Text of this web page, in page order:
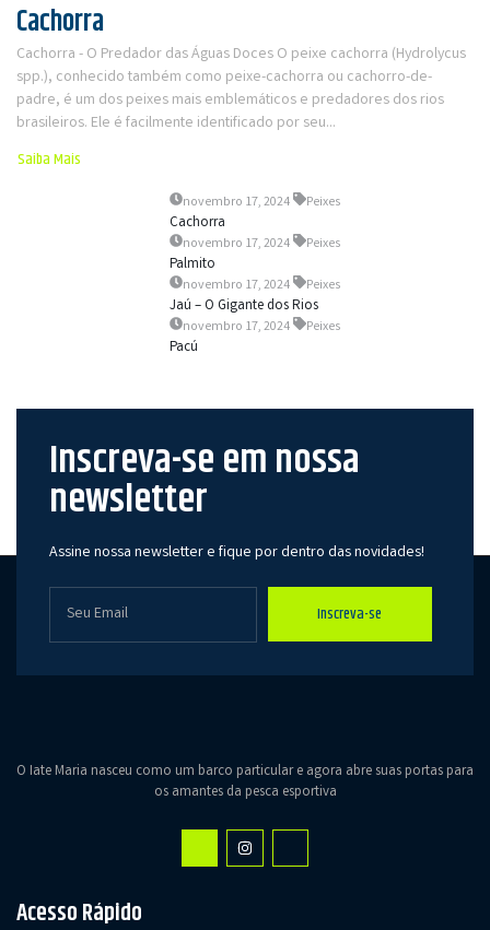
Cachorra
Cachorra - O Predador das Águas Doces O peixe cachorra (Hydrolycus
spp.), conhecido também como peixe-cachorra ou cachorro-de-
padre, é um dos peixes mais emblemáticos e predadores dos rios
brasileiros. Ele é facilmente identificado por seu...
Saiba Mais
novembro 17, 2024 Peixes
Cachorra
novembro 17, 2024 Peixes
Palmito
novembro 17, 2024 Peixes
Jaú – O Gigante dos Rios
novembro 17, 2024 Peixes
Pacú
Inscreva-se em nossa
newsletter
Assine nossa newsletter e fique por dentro das novidades!
Inscreva-se
O Iate Maria nasceu como um barco particular e agora abre suas portas para
os amantes da pesca esportiva
Acesso Rápido